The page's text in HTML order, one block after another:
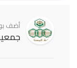
أضف